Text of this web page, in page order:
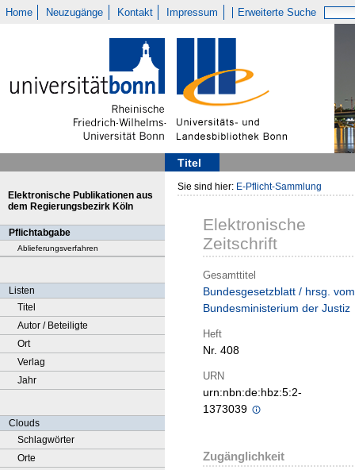
Home Neuzugänge Kontakt Impressum Erweiterte Suche
Titel
Elektronische Publikationen aus
dem Regierungsbezirk Köln
Pflichtabgabe
Ablieferungsverfahren
Listen
Titel
Autor / Beteiligte
Ort
Verlag
Jahr
Clouds
Schlagwörter
Orte
Sie sind hier: E-Pflicht-Sammlung
Elektronische
Zeitschrift
Gesamttitel
Bundesgesetzblatt / hrsg. vom
Bundesministerium der Justiz
Heft
Nr. 408
URN
urn:nbn:de:hbz:5:2-
1373039
Zugänglichkeit